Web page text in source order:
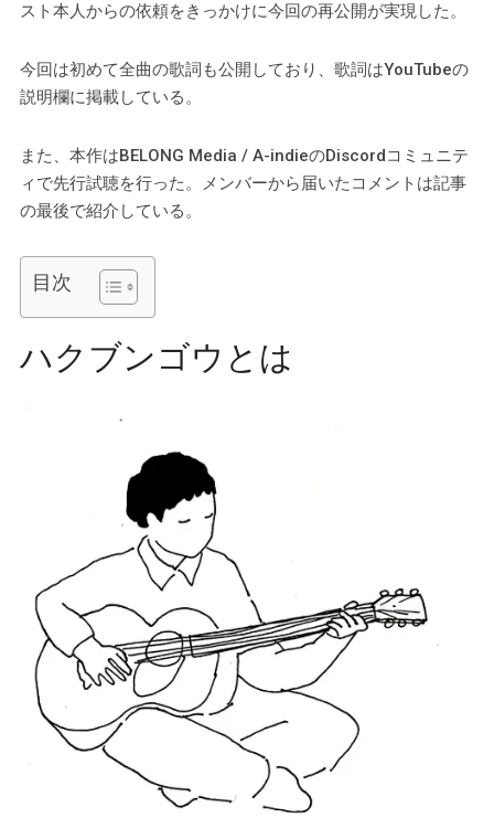
スト本人からの依頼をきっかけに今回の再公開が実現した。
今回は初めて全曲の歌詞も公開しており、歌詞はYouTubeの
説明欄に掲載している。
また、本作はBELONG Media / A-indieのDiscordコミュニテ
ィで先行試聴を行った。メンバーから届いたコメントは記事
の最後で紹介している。
目次
ハクブンゴウとは